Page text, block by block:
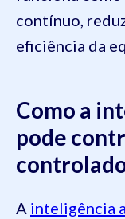
contínuo,
eficiência da
Como a
pode
A inteligência